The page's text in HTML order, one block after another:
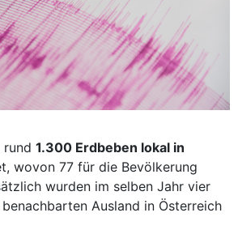
rund 1.300 Erdbeben lokal in
wovon 77 für die Bevölkerung
wurden im selben Jahr vier
Ausland in Österreich